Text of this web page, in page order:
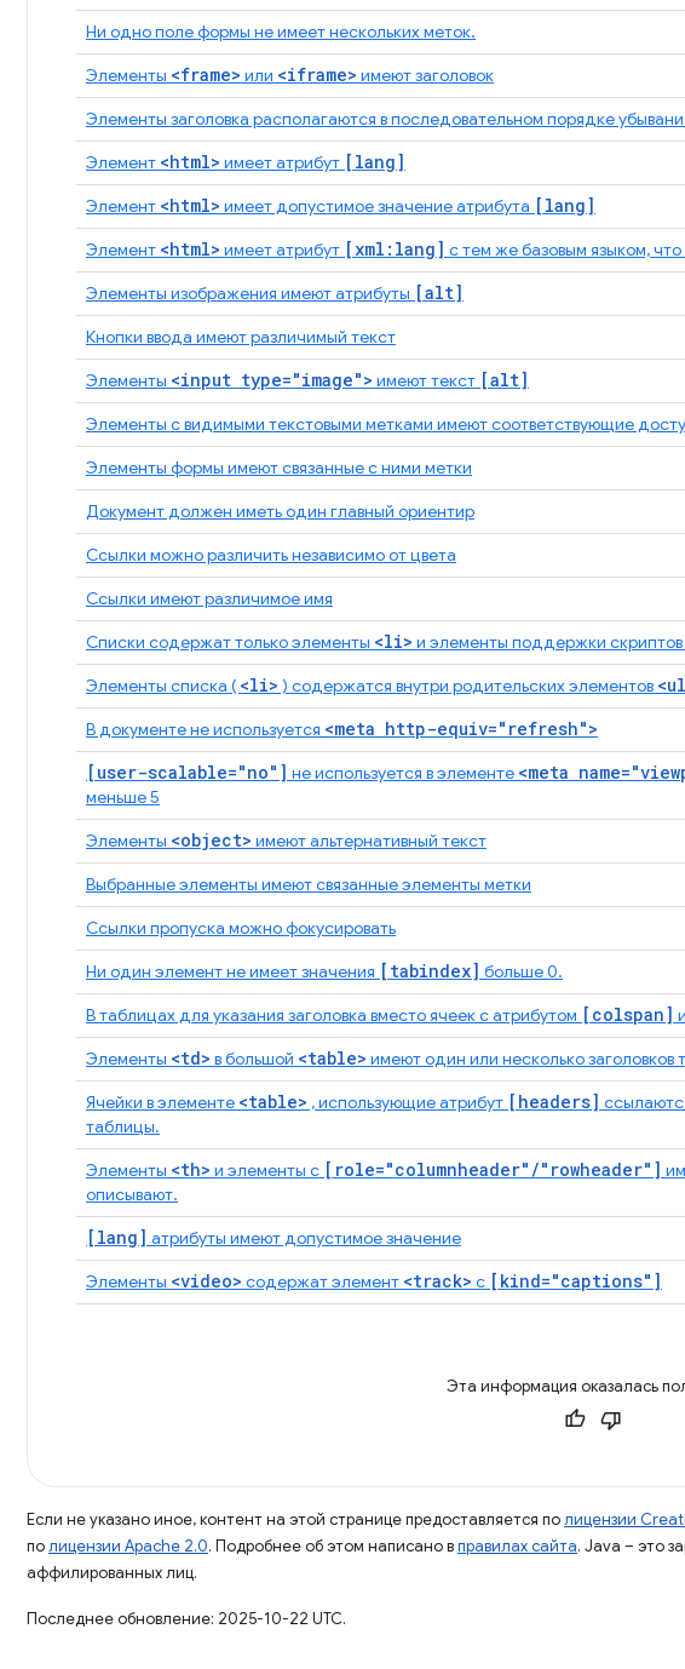
Ни одно поле формы не имеет нескольких меток.
Элементы <frame> или <iframe> имеют заголовок
Элементы заголовка располагаются в последовательном порядке
Элемент <html> имеет атрибут [lang]
Элемент <html> имеет допустимое значение атрибута [lang]
Элемент <html> имеет атрибут [xml:lang] с тем же базовым языком, что
Элементы изображения имеют атрибуты [alt]
Кнопки ввода имеют различимый текст
Элементы <input type="image"> имеют текст [alt]
Элементы с видимыми текстовыми метками имеют соответствующие
Элементы формы имеют связанные с ними метки
Документ должен иметь один главный ориентир
Ссылки можно различить независимо от цвета
Ссылки имеют различимое имя
Списки содержат только элементы <li> и элементы поддержки скриптов
Элементы списка ( <li> ) содержатся внутри родительских элементов
В документе не используется <meta http-equiv="refresh">
[user-scalable="no"] не используется в элементе <meta
меньше 5
Элементы <object> имеют альтернативный текст
Выбранные элементы имеют связанные элементы метки
Ссылки пропуска можно фокусировать
Ни один элемент не имеет значения [tabindex] больше 0.
В таблицах для указания заголовка вместо ячеек с атрибутом [colspan]
Элементы <td> в большой <table> имеют один или несколько заголовков
Ячейки в элементе <table> , использующие атрибут [headers]
таблицы.
Элементы <th> и элементы с [role="columnheader"/"rowheader"]
описывают.
[lang] атрибуты имеют допустимое значение
Элементы <video> содержат элемент <track> с [kind="captions"]
Эта информация оказалась
Если не указано иное, контент на этой странице предоставляется полицензии
полицензии Apache 2.0. Подробнее об этом написано вправилах сайта. Java – это
аффилированных лиц.
Последнее обновление: 2025-10-22 UTC.